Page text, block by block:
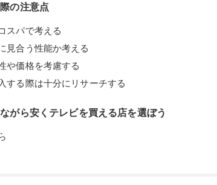
の注意点
スパで考える
見合う性能か考える
や価格を考慮する
する際は十分にリサーチする
がら安くテレビを買える店を選ぼう